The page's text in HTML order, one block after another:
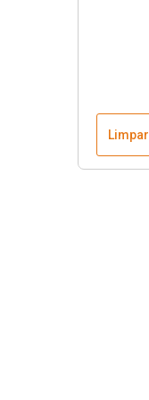
Limpar